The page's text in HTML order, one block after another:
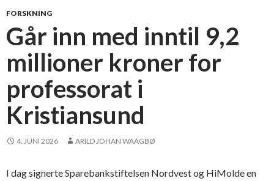
FORSKNING
Går inn med inntil 9,2
millioner kroner for
professorat i
Kristiansund
4. JUNI 2026 ARILD JOHAN WAAGBØ
I dag signerte Sparebankstiftelsen Nordvest og HiMolde en